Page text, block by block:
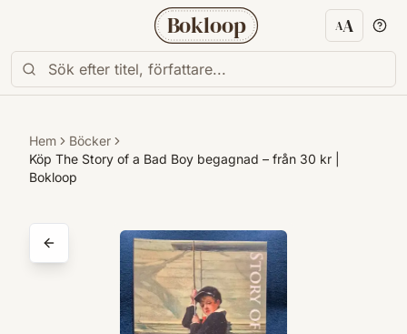
Bokloop AA
Hem
Böcker
Köp The Story of a Bad Boy begagnad – från 30 kr |
Bokloop